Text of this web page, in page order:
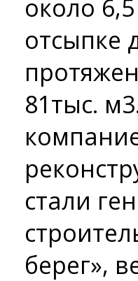
около
отсыпке
81тыс.
стали
берег»,